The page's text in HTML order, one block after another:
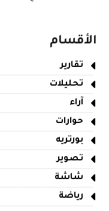
الأقسام
تقارير
تحليلات
آراء
حوارات
بورتريه
تصوير
شاشة
رياضة